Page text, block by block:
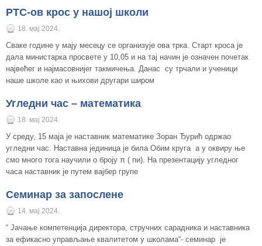
РТС-ов крос у нашој школи
18. мај 2024.
Сваке године у мају месецу се организује ова трка. Старт кроса је
дала министарка просвете у 10,05 и на тај начин је означен почетак
највећег и најмасовнијег такмичења. Данас су трчали и ученици
наше школе као и њихови другари широм
Угледни час – математика
18. мај 2024.
У среду, 15 маја је наставник математике Зоран Ђурић одржао
угледни час. Наставна јединица је била Обим круга а у оквиру ње
смо много тога научили о броју π ( пи). На презентацију угледног
часа наставник је путем вајбер групе
Семинар за запослене
14. мај 2024.
“ Јачање компетенција директора, стручних сарадника и наставника
за ефикасно управљање квалитетом у школама“- семинар је